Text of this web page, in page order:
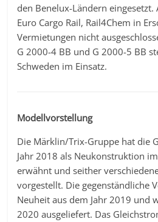
den Benelux-Ländern eingesetzt.
Euro Cargo Rail, Rail4Chem in
Vermietungen nicht
G 2000-4 BB und G 2000-5 BB
Schweden im Einsatz.
Modellvorstellung
Die Märklin/Trix-Gruppe hat die
Jahr 2018 als Neukonstruktion
erwähnt und seither
vorgestellt. Die gegenständliche
Neuheit aus dem Jahr 2019 und
2020 ausgeliefert. Das